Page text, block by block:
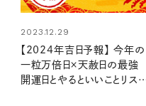
2023.12.29
【2024年吉日予報】 今年の
一粒万倍日×天赦日の最強
開運日とやるといいことリスト